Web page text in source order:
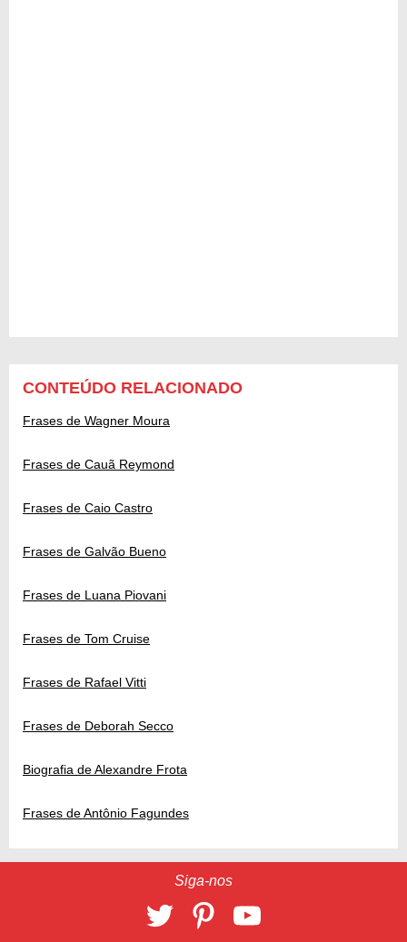
CONTEÚDO RELACIONADO
Frases de Wagner Moura
Frases de Cauã Reymond
Frases de Caio Castro
Frases de Galvão Bueno
Frases de Luana Piovani
Frases de Tom Cruise
Frases de Rafael Vitti
Frases de Deborah Secco
Biografia de Alexandre Frota
Frases de Antônio Fagundes
Siga-nos